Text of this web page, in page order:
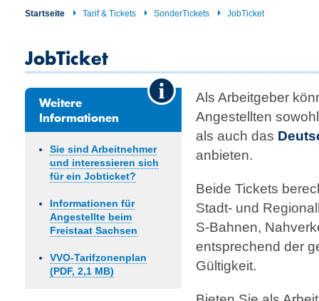
Startseite Tarif & Tickets SonderTickets JobTicket
JobTicket
Weitere
Informationen
Sie sind Arbeitnehmer
und interessieren sich
für ein Jobticket?
Informationen für
Angestellte beim
Freistaat Sachsen
VVO-Tarifzonenplan
(PDF, 2,1 MB)
Als Arbeitgeber
Angestellten
als auch das
anbieten.
Beide Tickets
Stadt- und
S-Bahnen,
entsprechend der
Gültigkeit.